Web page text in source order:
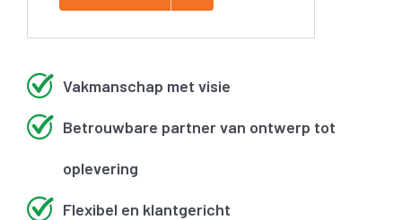
Vakmanschap met visie
Betrouwbare partner van ontwerp tot
oplevering
Flexibel en klantgericht